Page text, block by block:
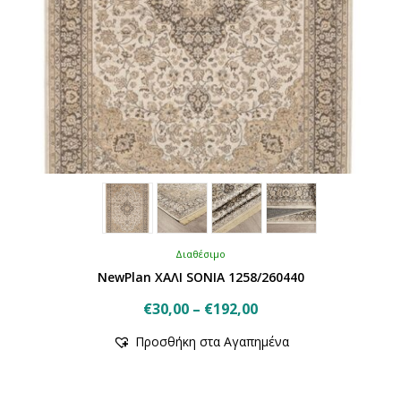
Διαθέσιμο
NewPlan ΧΑΛΙ SONIA 1258/260440
€30,00 – €192,00Price
€30,00
το
Προσθήκη στα Αγαπημένα